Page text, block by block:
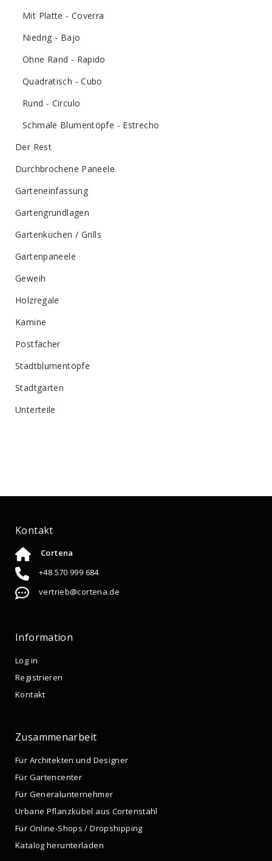
Mit Platte - Coverra
Niedrig - Bajo
Ohne Rand - Rapido
Quadratisch - Cubo
Rund - Circulo
Schmale Blumentöpfe - Estrecho
Der Rest
Durchbrochene Paneele
Garteneinfassung
Gartengrundlagen
Gartenküchen / Grills
Gartenpaneele
Geweih
Holzregale
Kamine
Postfächer
Stadtblumentöpfe
Stadtgärten
Unterteile
Kontakt
Cortena
+48 570 999 684
vertrieb@cortena.de
Information
Log in
Registrieren
Kontakt
Zusammenarbeit
Für Architekten und Designer
Für Gartencenter
Für Generalunternehmer
Urbane Pflanzkübel aus Cortenstahl
Für Online-Shops / Dropshipping
Katalog herunterladen